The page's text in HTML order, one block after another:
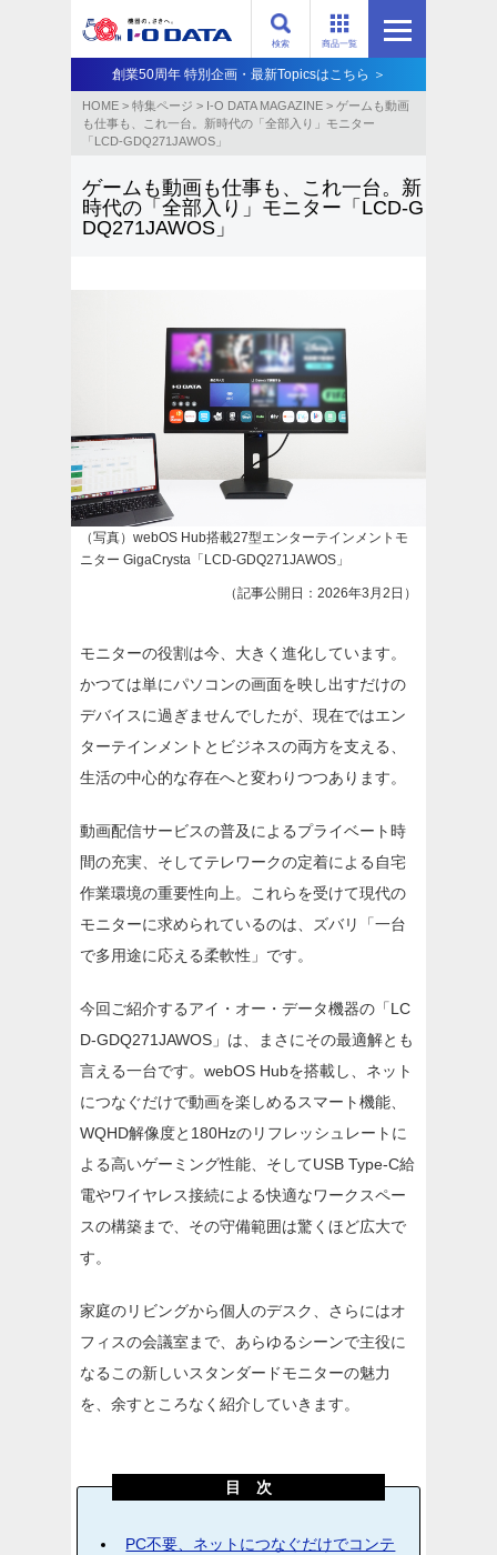
商品一覧
検索
創業50周年 特別企画・最新Topicsはこちら ＞
HOME > 特集ページ > I-O DATA MAGAZINE > ゲームも動画
も仕事も、これ一台。新時代の「全部入り」モニター
「LCD-GDQ271JAWOS」
ゲームも動画も仕事も、これ一台。新
時代の「全部入り」モニター「LCD-G
DQ271JAWOS」
（写真）webOS Hub搭載27型エンターテインメントモ
ニター GigaCrysta「LCD-GDQ271JAWOS」
（記事公開日：2026年3月2日）
モニターの役割は今、大きく進化しています。
かつては単にパソコンの画面を映し出すだけの
デバイスに過ぎませんでしたが、現在ではエン
ターテインメントとビジネスの両方を支える、
生活の中心的な存在へと変わりつつあります。
動画配信サービスの普及によるプライベート時
間の充実、そしてテレワークの定着による自宅
作業環境の重要性向上。これらを受けて現代の
モニターに求められているのは、ズバリ「一台
で多用途に応える柔軟性」です。
今回ご紹介するアイ・オー・データ機器の「LC
D-GDQ271JAWOS」は、まさにその最適解とも
言える一台です。webOS Hubを搭載し、ネット
につなぐだけで動画を楽しめるスマート機能、
WQHD解像度と180Hzのリフレッシュレートに
よる高いゲーミング性能、そしてUSB Type-C給
電やワイヤレス接続による快適なワークスペー
スの構築まで、その守備範囲は驚くほど広大で
す。
家庭のリビングから個人のデスク、さらにはオ
フィスの会議室まで、あらゆるシーンで主役に
なるこの新しいスタンダードモニターの魅力
を、余すところなく紹介していきます。
目 次
PC不要、ネットにつなぐだけでコンテ